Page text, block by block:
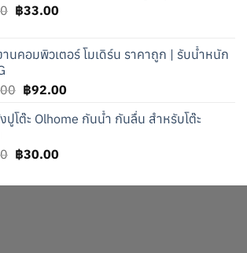
Original
฿53.00.
฿33.00Current
฿33.00.
านคอมพิวเตอร์ โมเดิร์น ราคาถูก | รับน้ำหนัก
Original
was:
฿92.00Current
is:
ปูโต๊ะ Olhome กันน้ำ กันลื่น สำหรับโต๊ะ
Original
was:
฿30.00Current
is: